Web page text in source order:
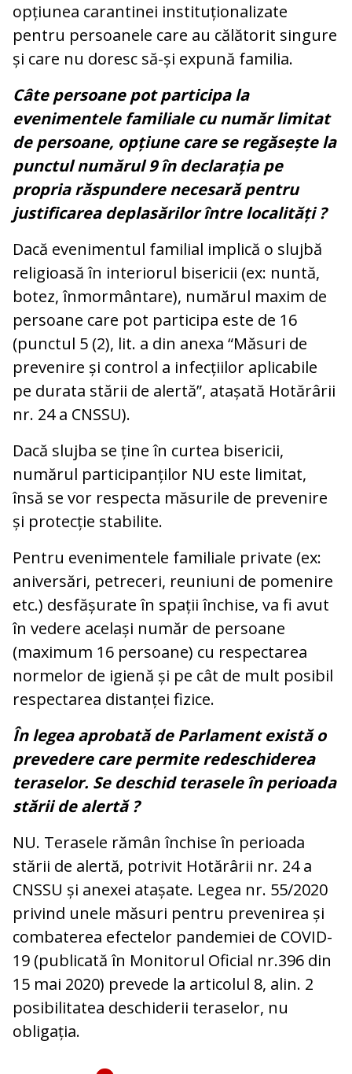
opțiunea carantinei instituționalizate
pentru persoanele care au călătorit singure
și care nu doresc să-și expună familia.
Câte persoane pot participa la
evenimentele familiale cu număr limitat
de persoane, opțiune care se regăsește la
punctul numărul 9 în declarația pe
propria răspundere necesară pentru
justificarea deplasărilor între localități ?
Dacă evenimentul familial implică o slujbă
religioasă în interiorul bisericii (ex: nuntă,
botez, înmormântare), numărul maxim de
persoane care pot participa este de 16
(punctul 5 (2), lit. a din anexa “Măsuri de
prevenire și control a infecțiilor aplicabile
pe durata stării de alertă”, atașată Hotărârii
nr. 24 a CNSSU).
Dacă slujba se ține în curtea bisericii,
numărul participanților NU este limitat,
însă se vor respecta măsurile de prevenire
și protecție stabilite.
Pentru evenimentele familiale private (ex:
aniversări, petreceri, reuniuni de pomenire
etc.) desfășurate în spații închise, va fi avut
în vedere același număr de persoane
(maximum 16 persoane) cu respectarea
normelor de igienă și pe cât de mult posibil
respectarea distanței fizice.
În legea aprobată de Parlament există o
prevedere care permite redeschiderea
teraselor. Se deschid terasele în perioada
stării de alertă ?
NU. Terasele rămân închise în perioada
stării de alertă, potrivit Hotărârii nr. 24 a
CNSSU și anexei atașate. Legea nr. 55/2020
privind unele măsuri pentru prevenirea și
combaterea efectelor pandemiei de COVID-
19 (publicată în Monitorul Oficial nr.396 din
15 mai 2020) prevede la articolul 8, alin. 2
posibilitatea deschiderii teraselor, nu
obligația.